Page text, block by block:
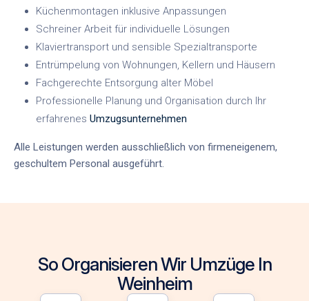
Küchenmontagen inklusive Anpassungen
Schreiner Arbeit für individuelle Lösungen
Klaviertransport und sensible Spezialtransporte
Entrümpelung von Wohnungen, Kellern und Häusern
Fachgerechte Entsorgung alter Möbel
Professionelle Planung und Organisation durch Ihr
erfahrenes Umzugsunternehmen
Alle Leistungen werden ausschließlich von firmeneigenem,
geschultem Personal ausgeführt.
So Organisieren Wir Umzüge In
Weinheim